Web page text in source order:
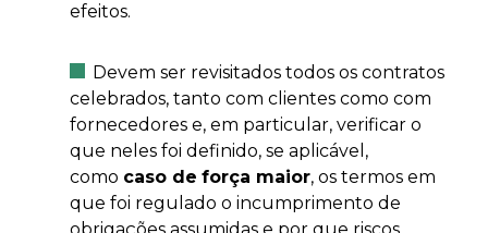
efeitos.
Devem ser revisitados todos os contratos
celebrados, tanto com clientes como com
fornecedores e, em particular, verificar o
que neles foi definido, se aplicável,
como caso de força maior, os termos em
que foi regulado o incumprimento de